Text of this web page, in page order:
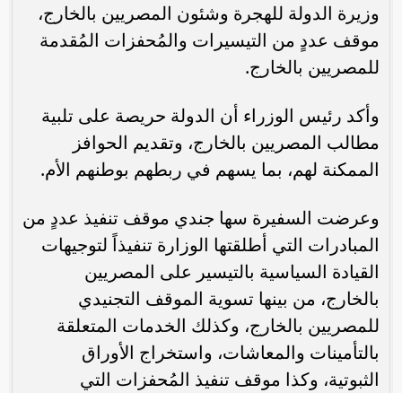
وزيرة الدولة للهجرة وشئون المصريين بالخارج،
موقف عددٍ من التيسيرات والمُحفزات المُقدمة
للمصريين بالخارج.
وأكد رئيس الوزراء أن الدولة حريصة على تلبية
مطالب المصريين بالخارج، وتقديم الحوافز
الممكنة لهم، بما يسهم في ربطهم بوطنهم الأم.
وعرضت السفيرة سها جندي موقف تنفيذ عددٍ من
المبادرات التي أطلقتها الوزارة تنفيذاً لتوجيهات
القيادة السياسية بالتيسير على المصريين
بالخارج، من بينها تسوية الموقف التجنيدي
للمصريين بالخارج، وكذلك الخدمات المتعلقة
بالتأمينات والمعاشات، واستخراج الأوراق
الثبوتية، وكذا موقف تنفيذ المُحفزات التي